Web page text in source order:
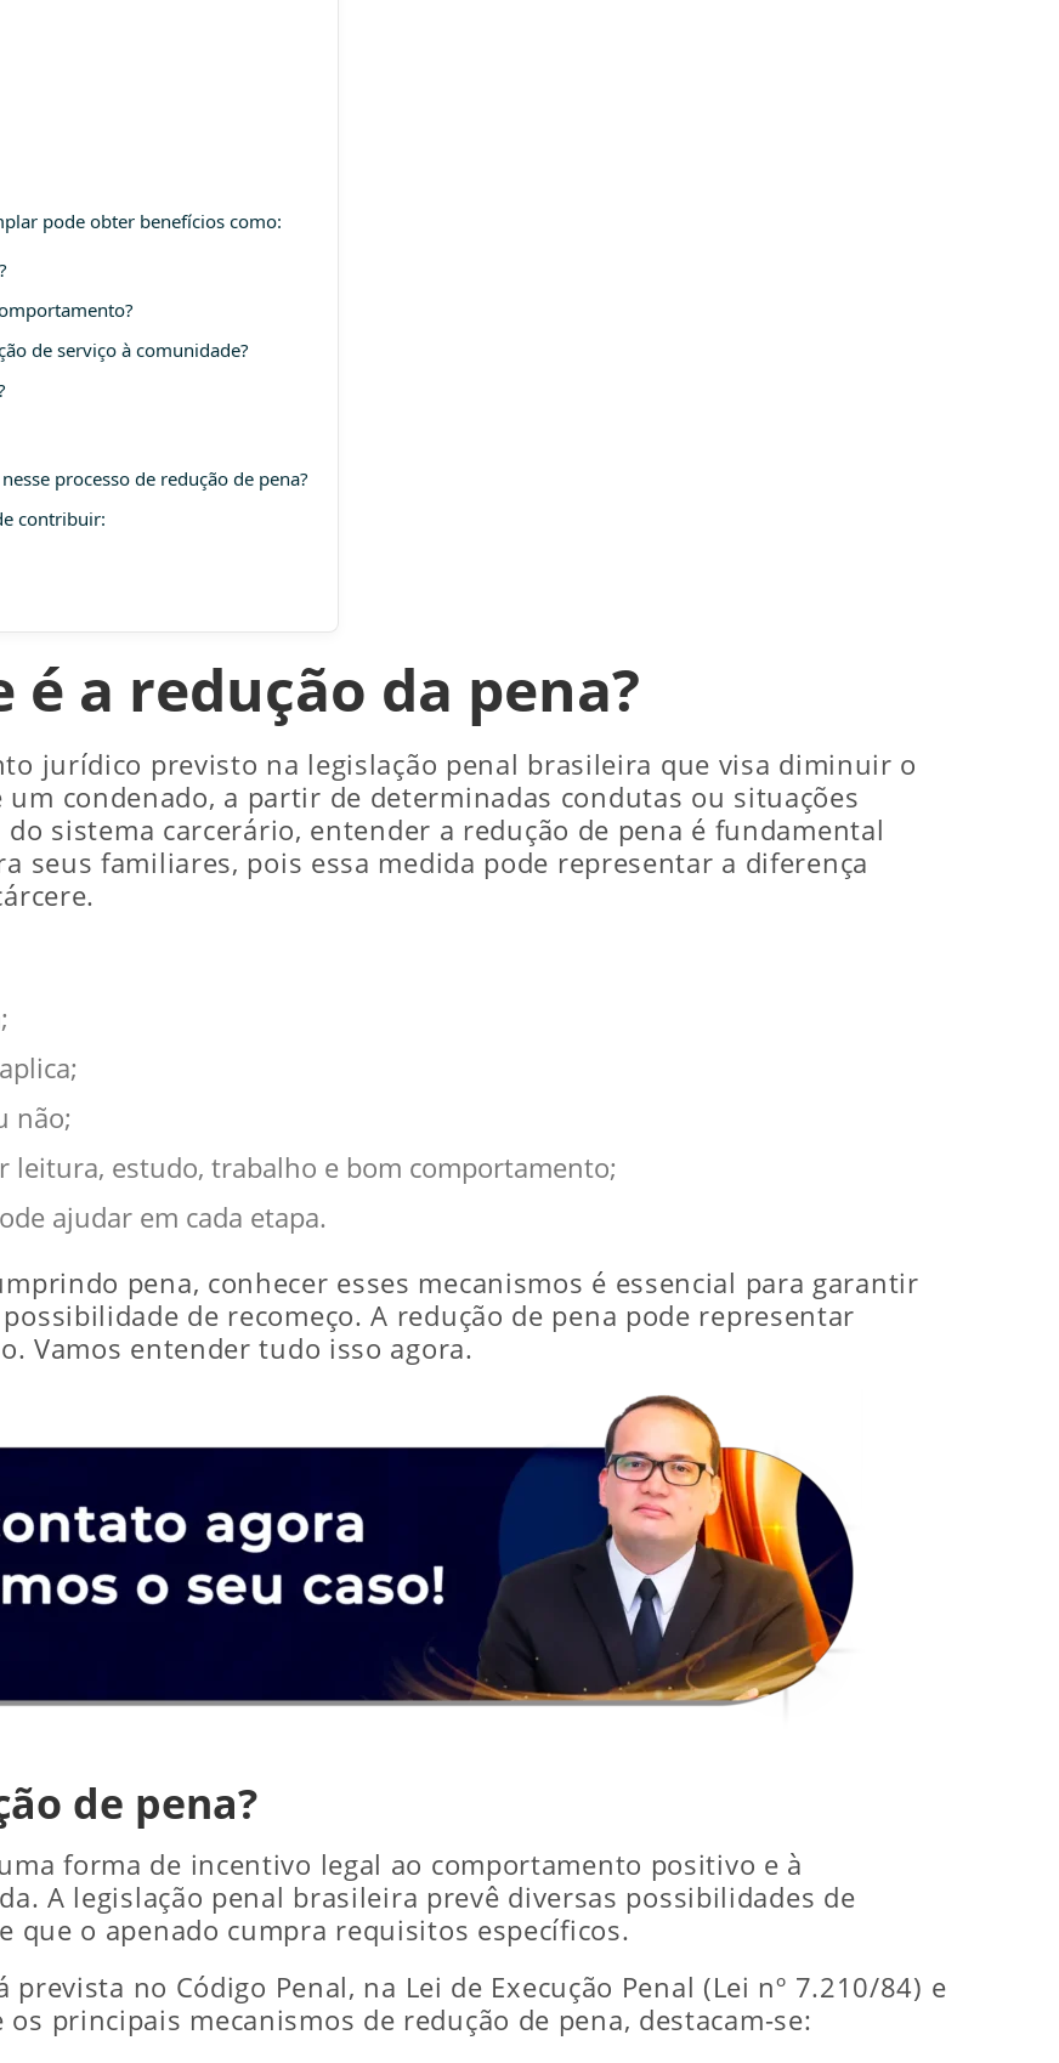
pode obter benefícios como:
de serviço à comunidade?
processo de redução de pena?
contribuir:
é a redução da pena?
jurídico previsto na legislação penal brasileira que visa diminuir o
condenado, a partir de determinadas condutas ou situações
sistema carcerário, entender a redução de pena é fundamental
seus familiares, pois essa medida pode representar a diferença
não;
leitura, estudo, trabalho e bom comportamento;
ajudar em cada etapa.
pena, conhecer esses mecanismos é essencial para garantir
de recomeço. A redução de pena pode representar
Vamos entender tudo isso agora.
de pena?
forma de incentivo legal ao comportamento positivo e à
A legislação penal brasileira prevê diversas possibilidades de
que o apenado cumpra requisitos específicos.
no Código Penal, na Lei de Execução Penal (Lei nº 7.210/84) e
principais mecanismos de redução de pena, destacam-se: